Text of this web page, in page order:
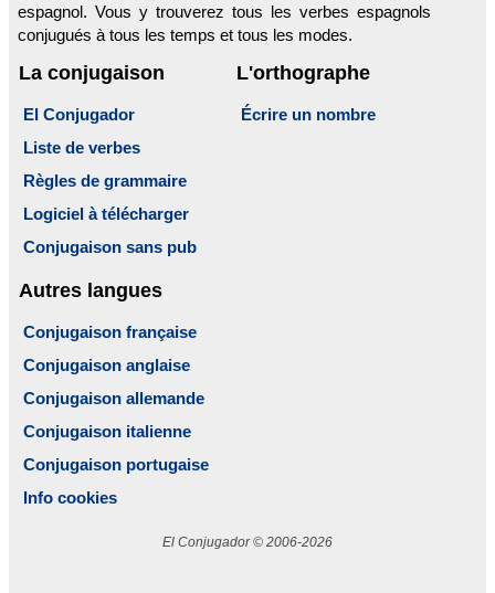
espagnol. Vous y trouverez tous les verbes espagnols
conjugués à tous les temps et tous les modes.
La conjugaison
El Conjugador
Liste de verbes
Règles de grammaire
Logiciel à télécharger
Conjugaison sans pub
L'orthographe
Écrire un nombre
Autres langues
Conjugaison française
Conjugaison anglaise
Conjugaison allemande
Conjugaison italienne
Conjugaison portugaise
Info cookies
El Conjugador © 2006-2026